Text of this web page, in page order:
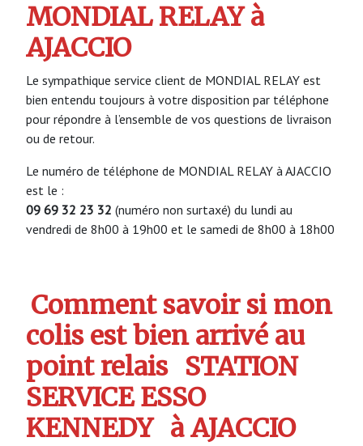
MONDIAL RELAY à
AJACCIO
Le sympathique service client de MONDIAL RELAY est
bien entendu toujours à votre disposition par téléphone
pour répondre à l’ensemble de vos questions de livraison
ou de retour.
Le numéro de téléphone de MONDIAL RELAY à AJACCIO
est le :
09 69 32 23 32 (numéro non surtaxé) du lundi au
vendredi de 8h00 à 19h00 et le samedi de 8h00 à 18h00
Comment savoir si mon
colis est bien arrivé au
point relais STATION
SERVICE ESSO
KENNEDY à AJACCIO